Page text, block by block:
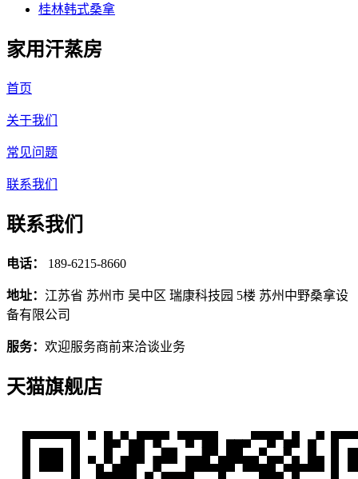
桂林韩式桑拿
家用汗蒸房
首页
关于我们
常见问题
联系我们
联系我们
电话： 189-6215-8660
地址： 江苏省 苏州市 吴中区 瑞康科技园 5楼 苏州中野桑拿设
备有限公司
服务： 欢迎服务商前来洽谈业务
天猫旗舰店